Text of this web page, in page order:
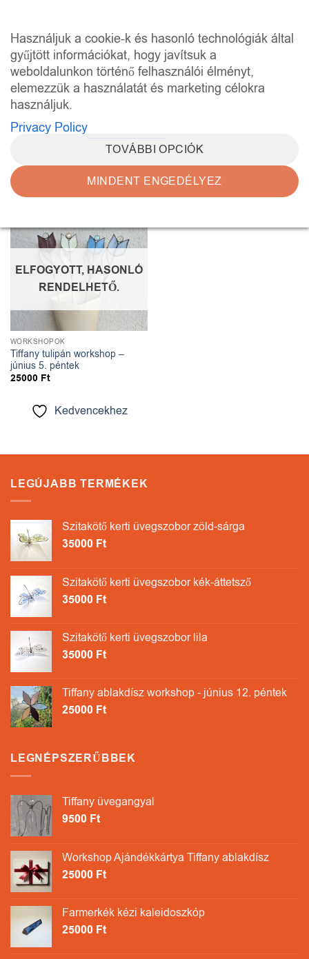
Használjuk a cookie-k és hasonló technológiák által
gyűjtött információkat, hogy javítsuk a
weboldalunkon történő felhasználói élményt,
elemezzük a használatát és marketing célokra
használjuk.
Privacy Policy
TOVÁBBI OPCIÓK
MINDENT ENGEDÉLYEZ
content
KEZDŐLAP / “ÜVEGVIRÁG” CÍMKÉVEL
RENDELKEZŐ TERMÉKEK
Kedvencekhez
ELFOGYOTT, HASONLÓ
RENDELHETŐ.
WORKSHOPOK
Tiffany tulipán workshop –
június 5. péntek
25000 Ft
Kedvencekhez
LEGÚJABB TERMÉKEK
Szitakötő kerti üvegszobor zöld-sárga
35000 Ft
Szitakötő kerti üvegszobor kék-áttetsző
35000 Ft
Szitakötő kerti üvegszobor lila
35000 Ft
Tiffany ablakdísz workshop - június 12. péntek
25000 Ft
LEGNÉPSZERŰBBEK
Tiffany üvegangyal
9500 Ft
Workshop Ajándékkártya Tiffany ablakdísz
25000 Ft
Farmerkék kézi kaleidoszkóp
25000 Ft